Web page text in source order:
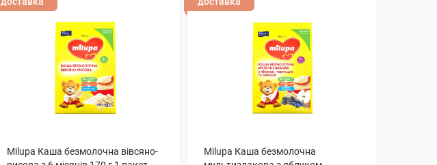
Milupa Каша безмолочна вівсяно-
Milupa Каша безмолочна